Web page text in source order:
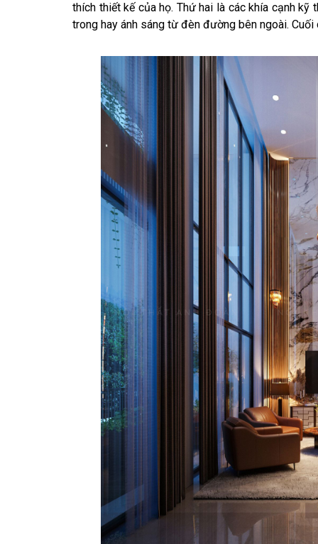
thích thiết kế của họ. Thứ hai là các khía cạnh
trong hay ánh sáng từ đèn đường bên ngoài.